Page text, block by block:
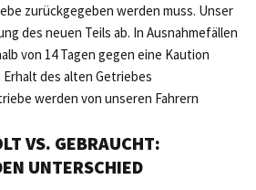
zurückgegeben werden muss. Unser
des neuen Teils ab. In Ausnahmefällen
von 14 Tagen gegen eine Kaution
des alten Getriebes
werden von unseren Fahrern
VS. GEBRAUCHT:
UNTERSCHIED